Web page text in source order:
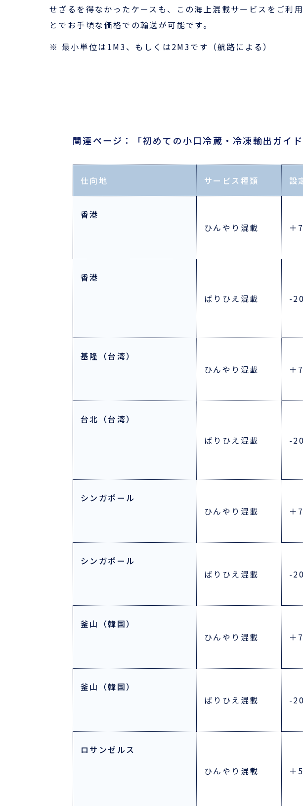
せざるを得なかったケースも、この海上混載サービスをご利
とでお手頃な価格での輸送が可能です。
※ 最小単位は1M3、もしくは2M3です（航路による）
関連ページ：「初めての小口冷蔵・冷凍輸出ガイ
仕向地 サービス種類 設
香港
ひんやり混載
＋
香港
ばりひえ混載
-
基隆（台湾）
ひんやり混載
＋
台北（台湾）
ばりひえ混載
-
シンガポール
ひんやり混載
＋
シンガポール
ばりひえ混載
-
釜山（韓国）
ひんやり混載
＋
釜山（韓国）
ばりひえ混載
-
ロサンゼルス
ひんやり混載
＋